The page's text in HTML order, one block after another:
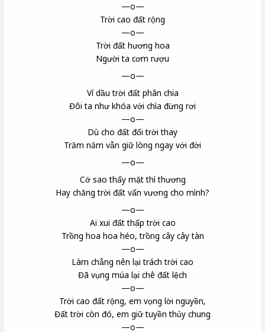
—o—
Trời cao đất rộng
—o—
Trời đất hương hoa
Người ta cơm rượu
—o—
Ví dầu trời đất phân chia
Đôi ta như khóa với chìa đừng rơi
—o—
Dù cho đất đổi trời thay
Trăm năm vẫn giữ lòng ngay với đời
—o—
Cớ sao thấy mặt thì thương
Hay chăng trời đất vấn vương cho mình?
—o—
Ai xui đất thấp trời cao
Trồng hoa hoa héo, trồng cây cây tàn
—o—
Làm chẳng nên lại trách trời cao
Đã vụng múa lại chê đất lệch
—o—
Trời cao đất rộng, em vọng lời nguyền,
Đất trời còn đó, em giữ tuyền thủy chung
—o—